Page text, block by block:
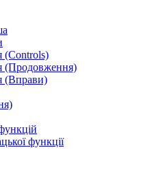
(Controls)
(Продовження)
(Вправи)
функції